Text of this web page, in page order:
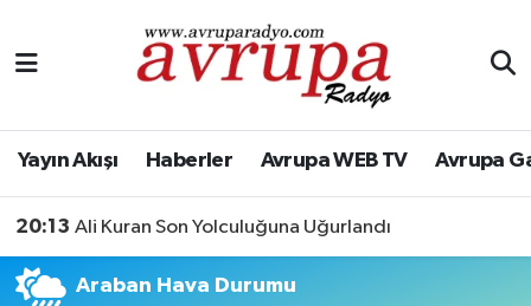
Yayın Akışı Haberler Avrupa WEB TV Avrupa
20:13 Ali Kuran Son Yolculuğuna Uğurlandı
Araban Hava Durumu
Yayın Akışı
Haberler
Nöbetçi Eczaneler
Hava Durumu